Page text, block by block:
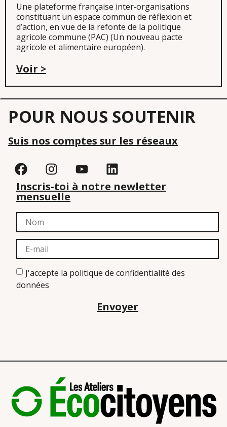
Une plateforme française inter‐organisations
constituant un espace commun de réflexion et
d’action, en vue de la refonte de la politique
agricole commune (PAC) (Un nouveau pacte
agricole et alimentaire européen).
Voir >
POUR NOUS SOUTENIR
Suis nos comptes sur les réseaux
Inscris-toi à notre newletter
mensuelle
J'accepte la politique de confidentialité des
données
Envoyer